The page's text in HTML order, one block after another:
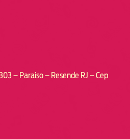
– Paraiso – Resende RJ – Cep